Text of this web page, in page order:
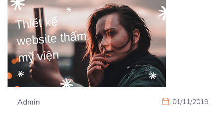
Admin 01/11/2019